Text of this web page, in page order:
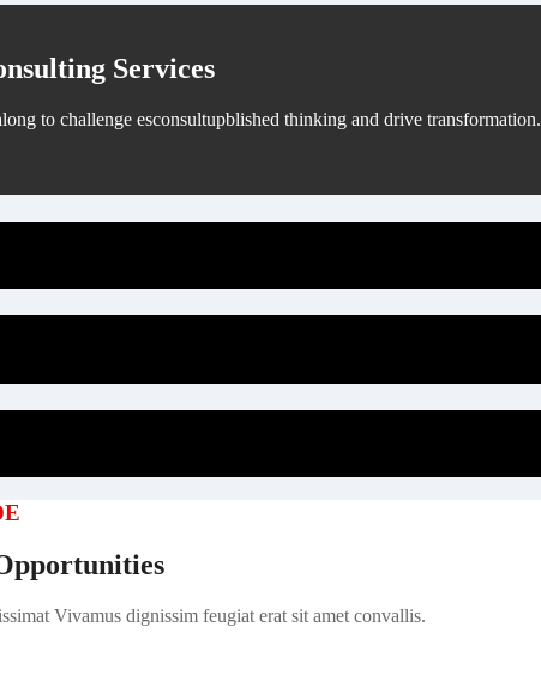
Services
to challenge esconsultupblished thinking and drive transformation.
Vivamus dignissim feugiat erat sit amet convallis.